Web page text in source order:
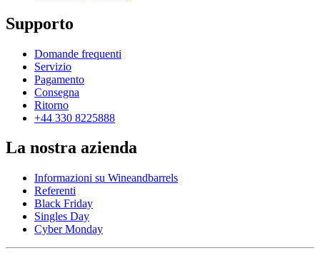
Supporto
Domande frequenti
Servizio
Pagamento
Consegna
Ritorno
+44 330 8225888
La nostra azienda
Informazioni su Wineandbarrels
Referenti
Black Friday
Singles Day
Cyber Monday